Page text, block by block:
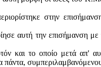
στην
αυτή την επισήμανση με
και το οποίο μετά απ'
πάντα,